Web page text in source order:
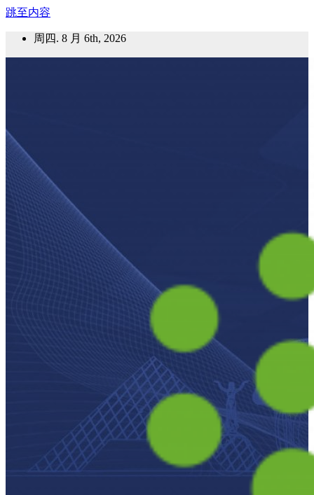
跳至内容
周四. 8 月 6th, 2026